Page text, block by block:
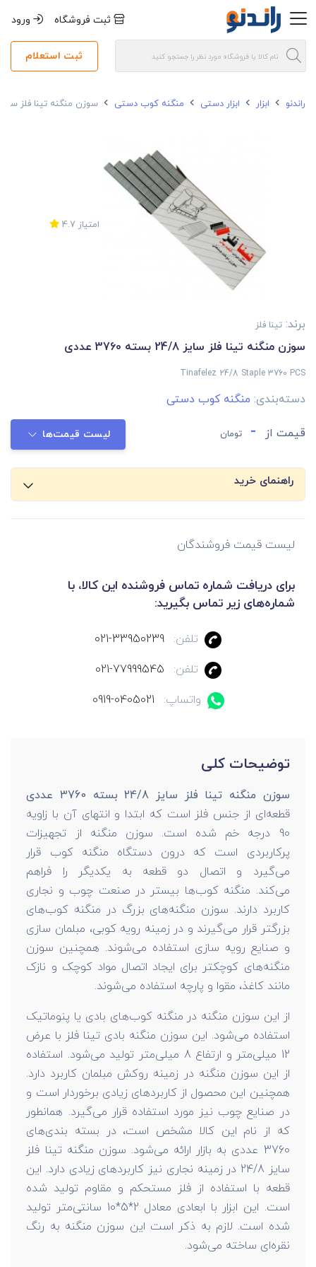
ثبت فروشگاه ورود
ثبت استعلام
راندنو ابزار ابزار دستی منگنه کوب دستی سوزن منگنه تینا فلز سایز 24/8 بسته 3760
امتیاز 4.7
برند: تینا فلز
سوزن منگنه تینا فلز سایز 24/8 بسته 3760 عددی
Tinafelez 24/8 Staple 3760 PCS
دسته‌بندی: منگنه کوب دستی
قیمت از - تومان لیست قیمت‌ها
راهنمای خرید
لیست قیمت فروشندگان
برای دریافت شماره تماس فروشنده این کالا، با
شماره‌های زیر تماس بگیرید:
تلفن:
021-33950239
تلفن:
021-77999545
واتساپ:
0919-0405021
توضیحات کلی
سوزن منگنه تینا فلز سایز 24/8 بسته 3760 عددی
قطعه‌ای از جنس فلز است که ابتدا و انتهای آن با زاویه
90 درجه خم شده است. سوزن منگنه از تجهیزات
پرکاربردی است که درون دستگاه منگنه کوب قرار
می‌گیرد و اتصال دو قطعه به یکدیگر را فراهم
می‌کند. منگنه کوب‌ها بیستر در صنعت چوب و نجاری
کاربرد دارند. سوزن منگنه‌های بزرگ در منگنه کوب‌های
بزرگتر قرار می‌گیرند و در زمینه رویه کوبی، مبلمان سازی
و صنایع رویه سازی استفاده می‌شوند. همچنین سوزن
منگنه‌های کوچکتر برای ایجاد اتصال مواد کوچک و نازک
مانند کاغذ، مقوا و پارچه استفاده می‌شوند.
از این سوزن منگنه در منگنه کوب‌های بادی یا پنوماتیک
استفاده می‌شود. این سوزن منگنه بادی تینا فلز با عرض
12 میلی‌متر و ارتفاع 8 میلی‌متر تولید می‌شود. استفاده
از این سوزن منگنه در زمینه روکش مبلمان کاربرد دارد.
همچنین این محصول از کاربردهای زیادی برخوردار است و
در صنایع چوب نیز مورد استفاده قرار می‌گیرد. همانطور
که از نام این کالا مشخص است، در بسته بندی‌های
3760 عددی به بازار ارائه می‌شود. سوزن منگنه تینا فلز
سایز 24/8 در زمینه نجاری نیز کاربردهای زیادی دارد. این
قطعه با استفاده از فلز مستحکم و مقاوم تولید شده
است. این ابزار با ابعادی معادل 2*5*10 سانتی‌متر تولید
شده است. لازم به ذکر است این سوزن منگنه به رنگ
نقره‌ای ساخته می‌شود.